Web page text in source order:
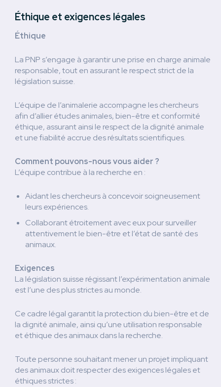
Éthique et exigences légales
Éthique
La PNP s’engage à garantir une prise en charge animale
responsable, tout en assurant le respect strict de la
législation suisse.
L’équipe de l’animalerie accompagne les chercheurs
afin d’allier études animales, bien-être et conformité
éthique, assurant ainsi le respect de la dignité animale
et une fiabilité accrue des résultats scientifiques.
Comment pouvons-nous vous aider ?
L’équipe contribue à la recherche en :
Aidant les chercheurs à concevoir soigneusement
leurs expériences.
Collaborant étroitement avec eux pour surveiller
attentivement le bien-être et l’état de santé des
animaux.
Exigences
La législation suisse régissant l’expérimentation animale
est l’une des plus strictes au monde.
Ce cadre légal garantit la protection du bien-être et de
la dignité animale, ainsi qu’une utilisation responsable
et éthique des animaux dans la recherche.
Toute personne souhaitant mener un projet impliquant
des animaux doit respecter des exigences légales et
éthiques strictes :